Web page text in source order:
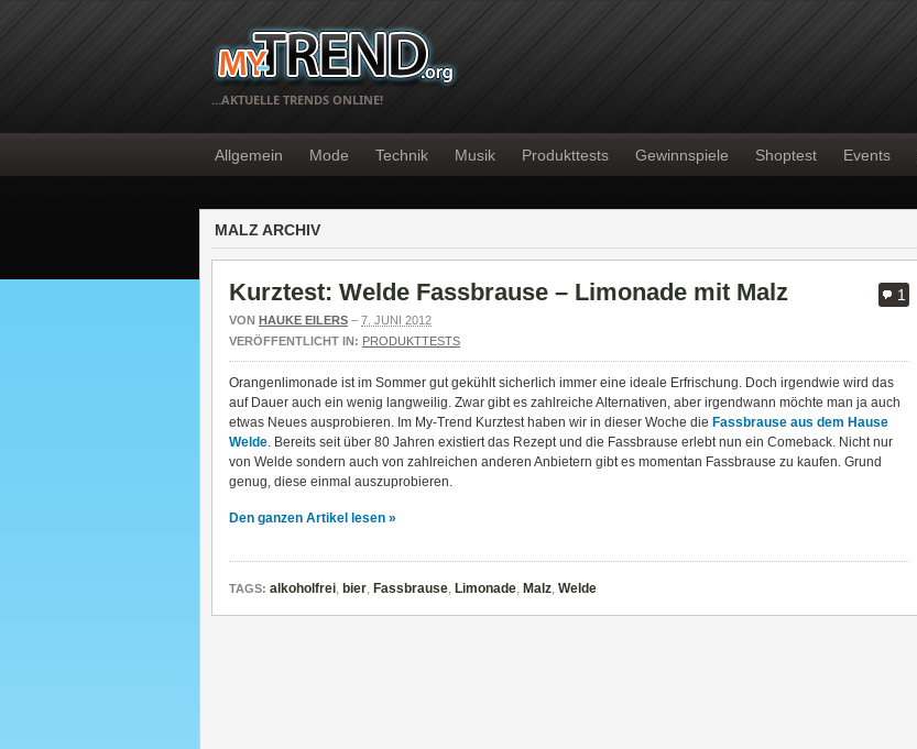
…AKTUELLE TRENDS ONLINE!
Allgemein Mode Technik Musik Produkttests Gewinnspiele Shoptest Events
MALZ ARCHIV
1
Kurztest: Welde Fassbrause – Limonade mit Malz
VON HAUKE EILERS – 7. JUNI 2012
VERÖFFENTLICHT IN: PRODUKTTESTS
Orangenlimonade ist im Sommer gut gekühlt sicherlich immer eine ideale Erfrischung. Doch irgendwie wird das
auf Dauer auch ein wenig langweilig. Zwar gibt es zahlreiche Alternativen, aber irgendwann möchte man ja auch
etwas Neues ausprobieren. Im My-Trend Kurztest haben wir in dieser Woche die Fassbrause aus dem Hause
Welde. Bereits seit über 80 Jahren existiert das Rezept und die Fassbrause erlebt nun ein Comeback. Nicht nur
von Welde sondern auch von zahlreichen anderen Anbietern gibt es momentan Fassbrause zu kaufen. Grund
genug, diese einmal auszuprobieren.
Den ganzen Artikel lesen »
TAGS: alkoholfrei, bier, Fassbrause, Limonade, Malz, Welde